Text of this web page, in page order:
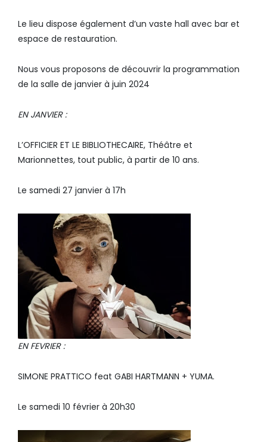
Le lieu dispose également d’un vaste hall avec bar et
espace de restauration.
Nous vous proposons de découvrir la programmation
de la salle de janvier à juin 2024
EN JANVIER :
L’OFFICIER ET LE BIBLIOTHECAIRE, Théâtre et
Marionnettes, tout public, à partir de 10 ans.
Le samedi 27 janvier à 17h
EN FEVRIER :
SIMONE PRATTICO feat GABI HARTMANN + YUMA.
Le samedi 10 février à 20h30